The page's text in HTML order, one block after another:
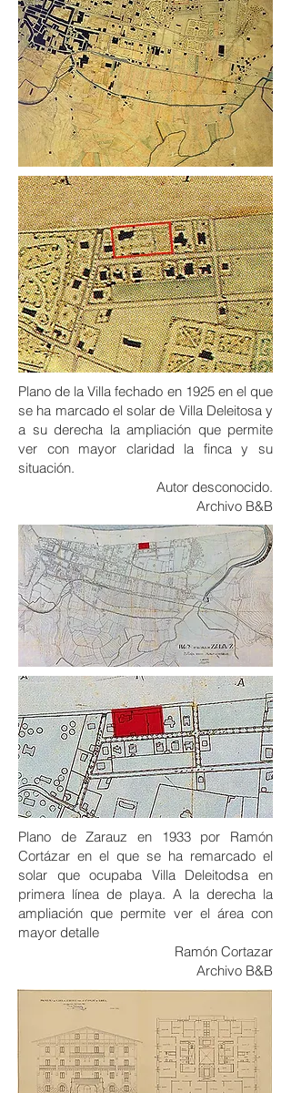
Plano de la Villa fechado en 1925 en el que
se ha marcado el solar de Villa Deleitosa y
a su derecha la ampliación que permite
ver con mayor claridad la finca y su
situación.
Autor desconocido.
Archivo B&B
Plano de Zarauz en 1933 por Ramón
Cortázar en el que se ha remarcado el
solar que ocupaba Villa Deleitodsa en
primera línea de playa. A la derecha la
ampliación que permite ver el área con
mayor detalle
Ramón Cortazar
Archivo B&B